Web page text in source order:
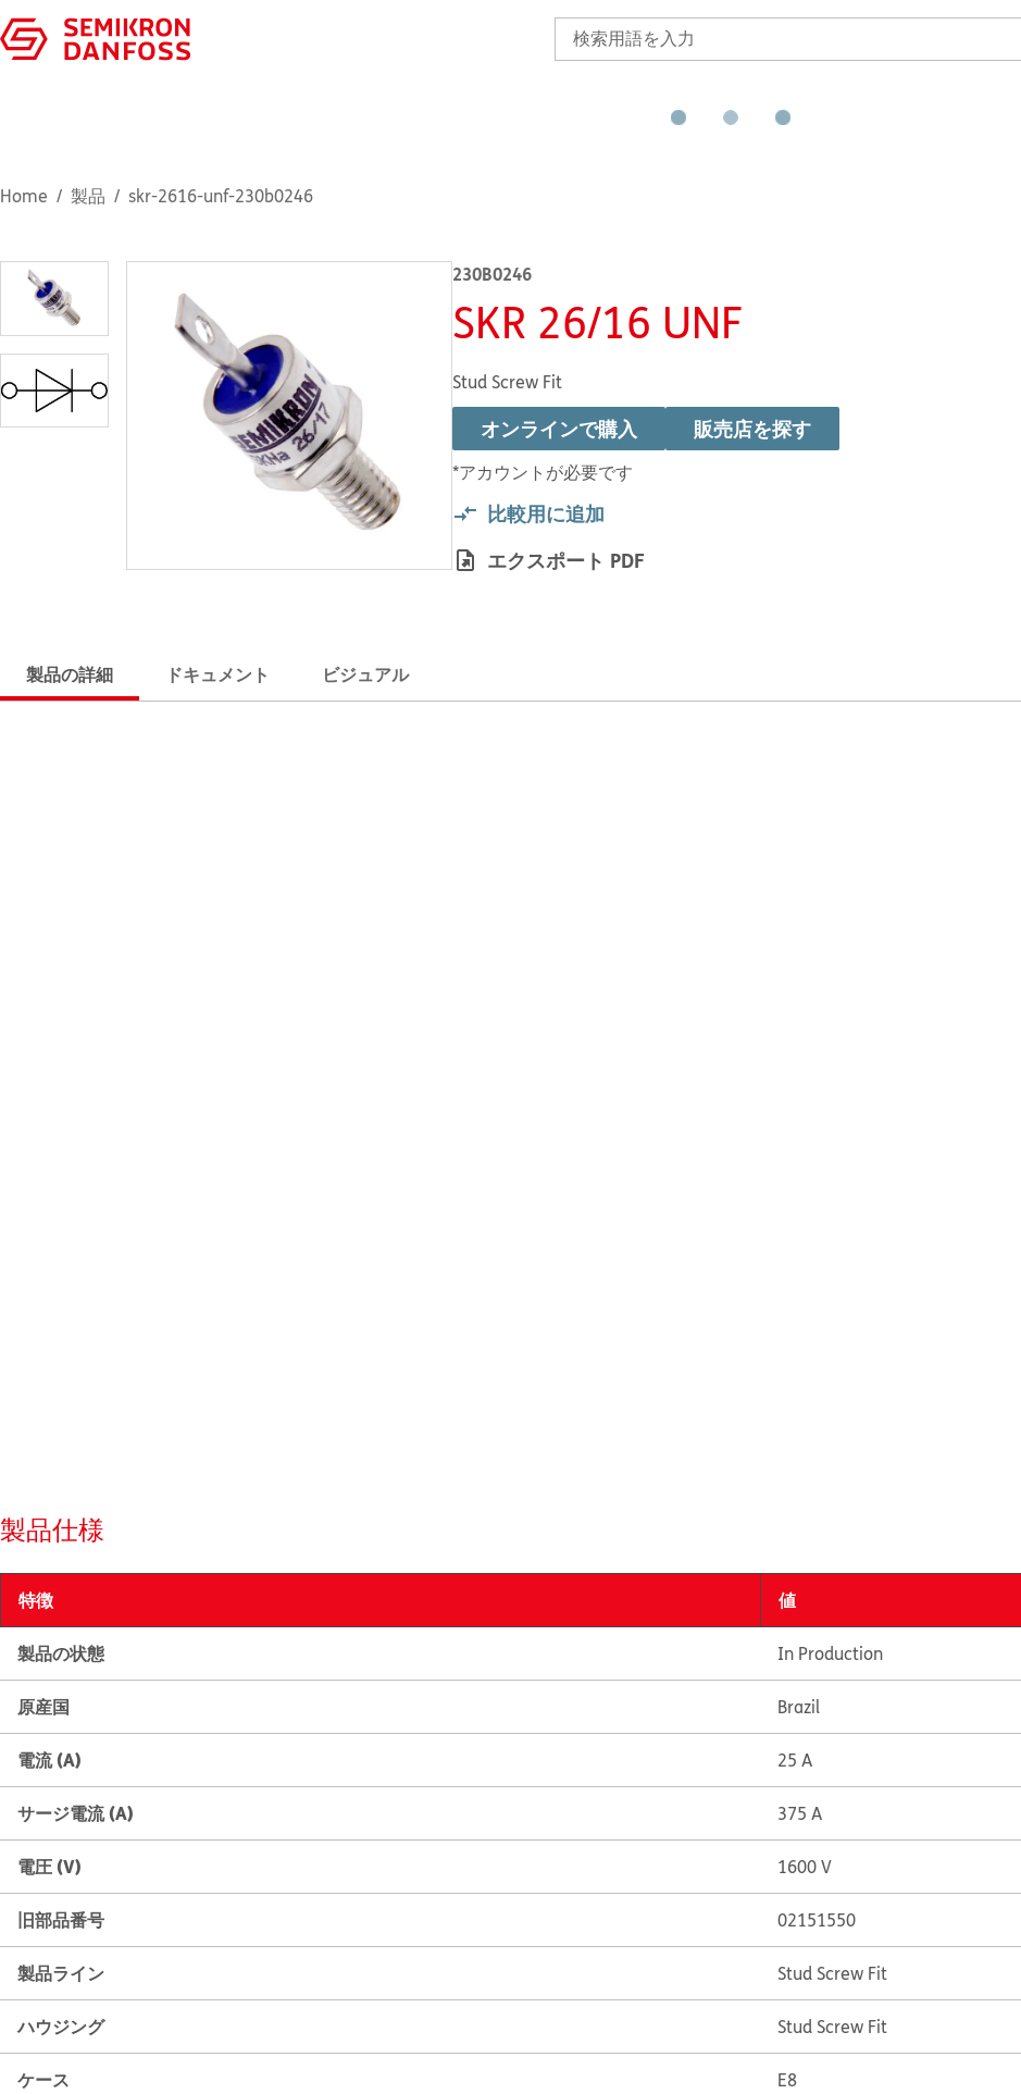
Home 製品 skr-2616-unf-230b0246
230B0246
SKR 26/16 UNF
Stud Screw Fit
オンラインで購入
*アカウントが必要です
販売店を探す
比較用に追加
エクスポート PDF
製品の詳細 ドキュメント ビジュアル
製品仕様
特徴 値
製品の状態 In Production
原産国 Brazil
電流 (A) 25 A
サージ電流 (A) 375 A
電圧 (V) 1600 V
旧部品番号 02151550
製品ライン Stud Screw Fit
ハウジング Stud Screw Fit
ケース E8